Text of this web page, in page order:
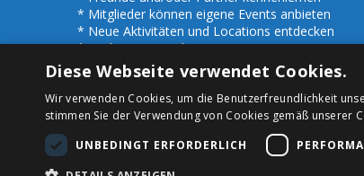
* Mitglieder können eigene Events anbieten
* Neue Aktivitäten und Locations entdecken
* Auch Events anderer Regionen nutzen
* Seriös - uns gibt es bereits seit 1983 !
Diese Webseite verwendet Cookies.
Wir verwenden Cookies, um die Benutzerfreundlichkeit
stimmen Sie der Verwendung von Cookies gemäß unserer
UNBEDINGT ERFORDERLICH